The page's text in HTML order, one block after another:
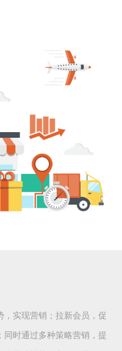
实现营销；拉新会员，促
同时通过多种策略营销，提